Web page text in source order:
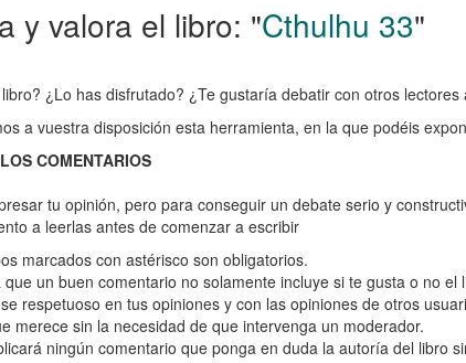
y valora el libro: "Cthulhu 33"
¿Lo has disfrutado? ¿Te gustaría debatir con otros lectores
a vuestra disposición esta herramienta, en la que podéis
COMENTARIOS
tu opinión, pero para conseguir un debate serio y
a leerlas antes de comenzar a escribir
marcados con astérisco son obligatorios.
que un buen comentario no solamente incluye si te gusta o no el
respetuoso en tus opiniones y con las opiniones de otros
merece sin la necesidad de que intervenga un moderador.
ningún comentario que ponga en duda la autoría del libro